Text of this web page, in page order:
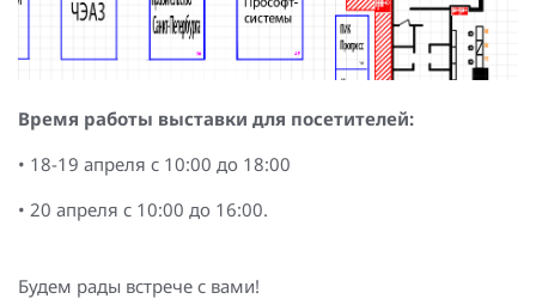
Время работы выставки для посетителей:
• 18-19 апреля с 10:00 до 18:00
• 20 апреля с 10:00 до 16:00.
Будем рады встрече с вами!